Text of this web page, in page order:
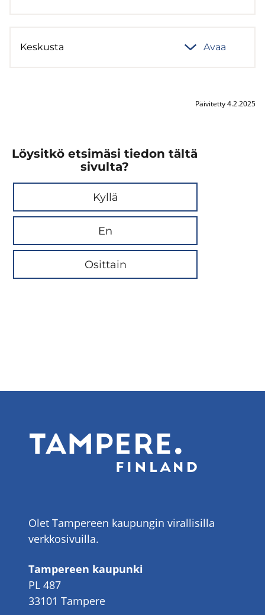
Kes­kus­ta Avaa
Päivitetty 4.2.2025
Löysitkö etsimäsi tiedon tältä
sivulta?
Kyllä
En
Osittain
Olet Tampereen kaupungin virallisilla
verkkosivuilla.
Tampereen kaupunki
PL 487
33101 Tampere